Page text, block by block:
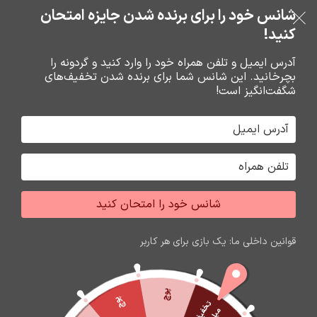
خرید قسطی با ترب‌پی
عبور به ناوبری
رفتن به محتوای اصلی
0 ریال
خانه گارد و محافظ صفحه گوشي محافظ صفحه گوشي
فروشگاه نوین تراشه گنجی
پوچ
پوچ
شانس خود را برای برنده شدن جایزه امتحان
کنید!
آدرس ایمیل و تلفن همراه خود را وارد کنید و گردونه را
بچرخانید. این شانس شما برای برنده شدن تخفیف‌های
شگفت‌انگیز است!
شانس خود را امتحان کنید
قوانین داخلی ما: یک بازی برای هر کاربر